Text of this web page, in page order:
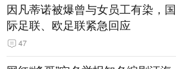
因凡蒂诺被爆曾与女员工有染，国
际足联、欧足联紧急回应
47